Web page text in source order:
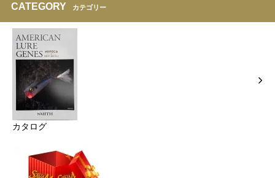
CATEGORY カテゴリー
カタログ